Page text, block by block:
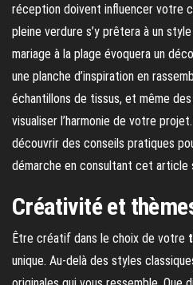
réception doivent influencer votre
pleine verdure s’y prêtera à un
mariage à la plage évoquera un
une planche d’inspiration en
échantillons de tissus, et même
visualiser l’harmonie de votre
découvrir des conseils pratiques
démarche en consultant cet article
Créativité et
Être créatif dans le choix de votre
unique. Au-delà des styles